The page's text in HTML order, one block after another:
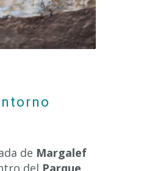
de Margalef
del Parque